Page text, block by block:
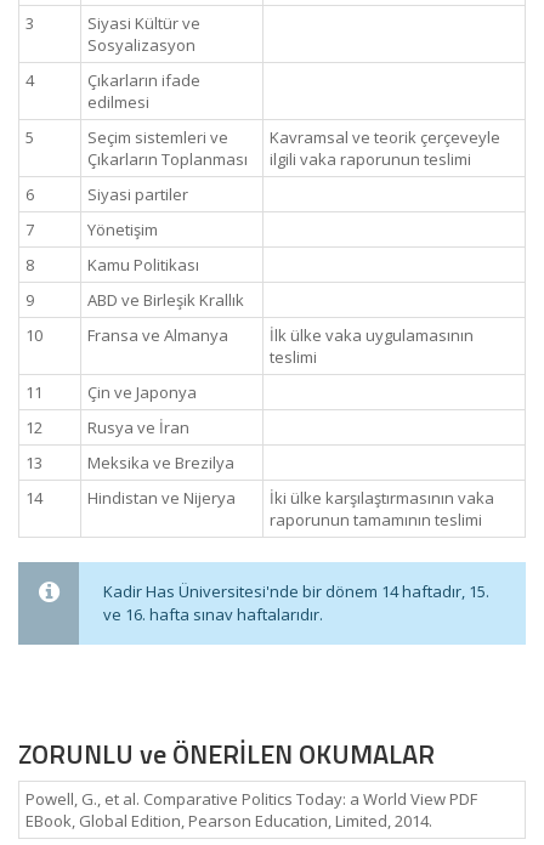
3
Siyasi Kültür ve
Sosyalizasyon
4
Çıkarların ifade
edilmesi
5
Seçim sistemleri ve
Çıkarların Toplanması
Kavramsal ve teorik çerçeveyle
ilgili vaka raporunun teslimi
6
Siyasi partiler
7
Yönetişim
8
Kamu Politikası
9
ABD ve Birleşik Krallık
10
Fransa ve Almanya
İlk ülke vaka uygulamasının
teslimi
11
Çin ve Japonya
12
Rusya ve İran
13
Meksika ve Brezilya
14
Hindistan ve Nijerya
İki ülke karşılaştırmasının vaka
raporunun tamamının teslimi
Kadir Has Üniversitesi'nde bir dönem 14 haftadır, 15.
ve 16. hafta sınav haftalarıdır.
ZORUNLU ve ÖNERİLEN OKUMALAR
Powell, G., et al. Comparative Politics Today: a World View PDF
EBook, Global Edition, Pearson Education, Limited, 2014.